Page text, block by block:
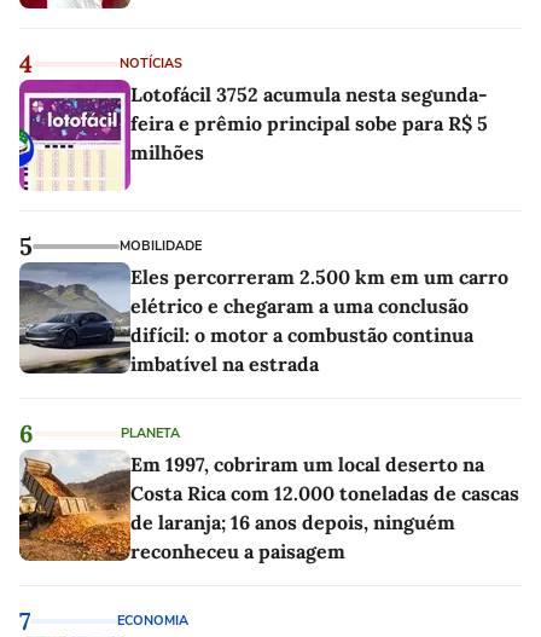
4 NOTÍCIAS
Lotofácil 3752 acumula nesta segunda-
feira e prêmio principal sobe para R$ 5
milhões
5 MOBILIDADE
Eles percorreram 2.500 km em um carro
elétrico e chegaram a uma conclusão
difícil: o motor a combustão continua
imbatível na estrada
6 PLANETA
Em 1997, cobriram um local deserto na
Costa Rica com 12.000 toneladas de cascas
de laranja; 16 anos depois, ninguém
reconheceu a paisagem
7 ECONOMIA